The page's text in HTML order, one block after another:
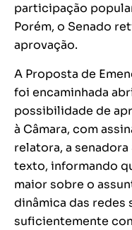
participação
Porém, o Senado
aprovação.
A Proposta de
foi encaminhada
possibilidade de
à Câmara, com
relatora, a
texto, informando
maior sobre o
dinâmica das redes
suficientemente